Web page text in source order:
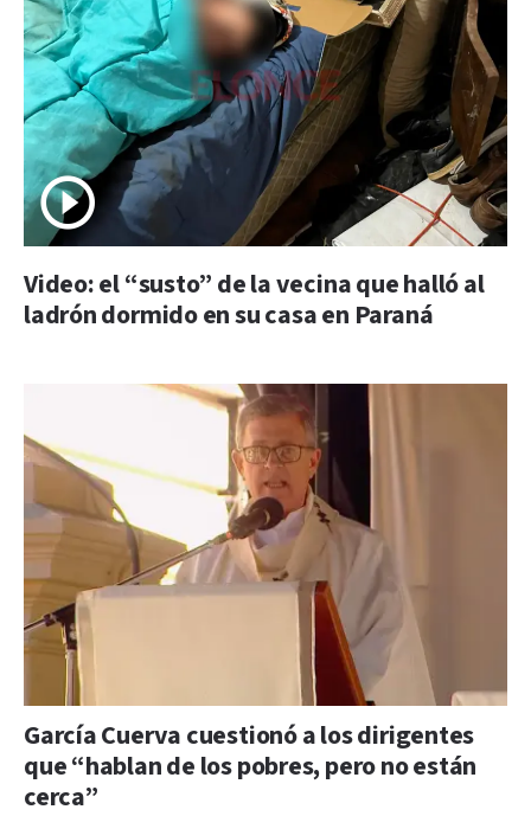
Video: el “susto” de la vecina que halló al
ladrón dormido en su casa en Paraná
García Cuerva cuestionó a los dirigentes
que “hablan de los pobres, pero no están
cerca”